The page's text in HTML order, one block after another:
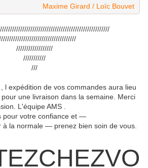
Maxime Girard / Loïc Bouvet
//////////////////
///////////
///
l expédition de vos commandes aura lieu
une livraison dans la semaine. Merci
L'équipe AMS .
pour votre confiance et —
à la normale — prenez bien soin de vous.